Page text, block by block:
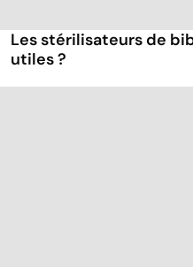
Les stérilisateurs de
utiles ?